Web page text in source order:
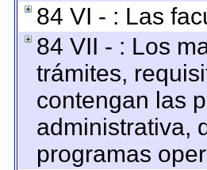
84 VI - : Las
84 VII - : Los
trámites,
contengan las
administrativa,
programas